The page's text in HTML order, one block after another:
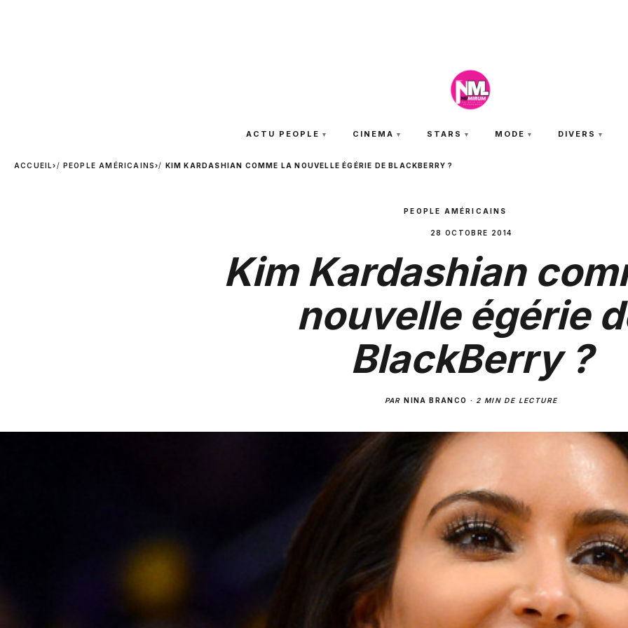
ACTU PEOPLE CINEMA STARS MODE DIVERS
ACCUEIL› PEOPLE AMÉRICAINS› KIM KARDASHIAN COMME LA NOUVELLE ÉGÉRIE DE BLACKBERRY ?
PEOPLE AMÉRICAINS
28 OCTOBRE 2014
Kim Kardashian
nouvelle égérie
BlackBerry ?
PARNINA BRANCO · 2 MIN DE LECTURE